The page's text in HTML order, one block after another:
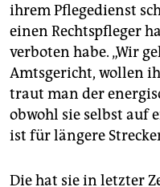
ihrem Pflegedienst
einen Rechtspfleger
verboten habe. „Wir
Amtsgericht, wollen
traut man der
obwohl sie selbst auf
ist für längere
Die hat sie in letzter